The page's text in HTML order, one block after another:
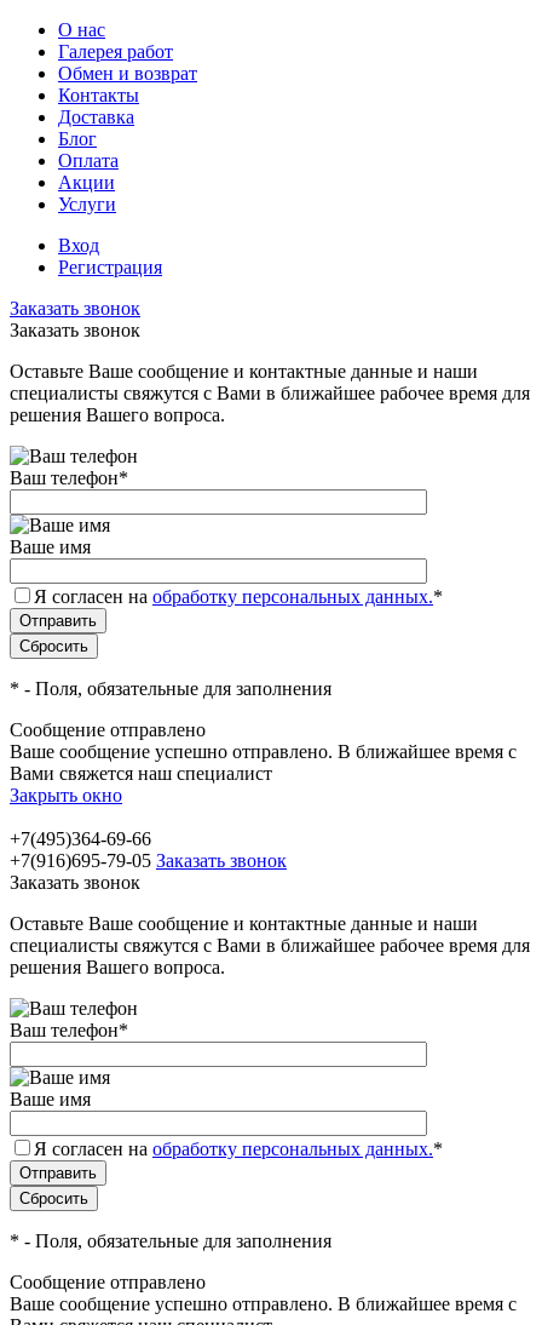
О нас
Галерея работ
Обмен и возврат
Контакты
Доставка
Блог
Оплата
Акции
Услуги
Вход
Регистрация
Заказать звонок
Заказать звонок
Оставьте Ваше сообщение и контактные данные и наши
специалисты свяжутся с Вами в ближайшее рабочее время для
решения Вашего вопроса.
Ваш телефон*
Ваше имя
Я согласен на обработку персональных данных.*
* - Поля, обязательные для заполнения
Сообщение отправлено
Ваше сообщение успешно отправлено. В ближайшее время с
Вами свяжется наш специалист
Закрыть окно
+7(495)364-69-66
+7(916)695-79-05 Заказать звонок
Заказать звонок
Оставьте Ваше сообщение и контактные данные и наши
специалисты свяжутся с Вами в ближайшее рабочее время для
решения Вашего вопроса.
Ваш телефон*
Ваше имя
Я согласен на обработку персональных данных.*
* - Поля, обязательные для заполнения
Сообщение отправлено
Ваше сообщение успешно отправлено. В ближайшее время с